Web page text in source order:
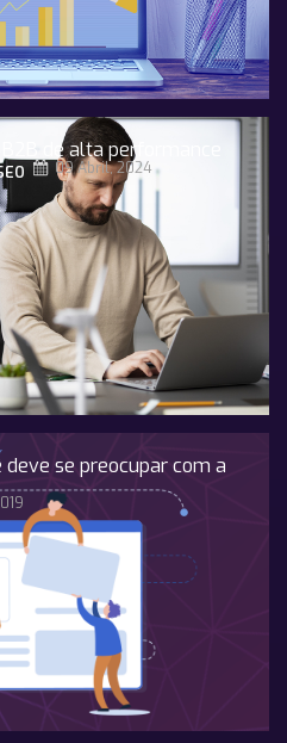
de alta performance
09 Abril, 2024
deve se preocupar com a